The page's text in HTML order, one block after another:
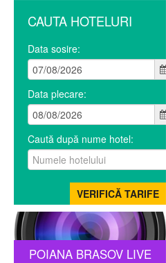
CAUTA HOTELURI
Data sosire:
Data plecare:
Caută după nume hotel:
POIANA BRASOV LIVE